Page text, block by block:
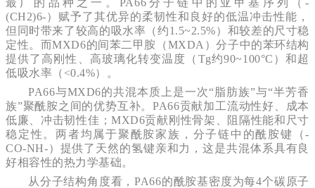
(CH2)6-）赋予了其优异的柔韧性和良好的低温冲击性能，
但同时带来了较高的吸水率（约1.5~2.5%）和较差的尺寸稳
定性。而MXD6的间苯二甲胺（MXDA）分子中的苯环结构
提供了高刚性、高玻璃化转变温度（Tg约90~100°C）和超
低吸水率（<0.4%）。
PA66与MXD6的共混本质上是一次“脂肪族”与“半芳香
族”聚酰胺之间的优势互补。PA66贡献加工流动性好、成本
低廉、冲击韧性佳；MXD6贡献刚性骨架、阻隔性能和尺寸
稳定性。两者均属于聚酰胺家族，分子链中的酰胺键（-
CO-NH-）提供了天然的氢键亲和力，这是共混体系具有良
好相容性的热力学基础。
从分子结构角度看，PA66的酰胺基密度为每4个碳原子